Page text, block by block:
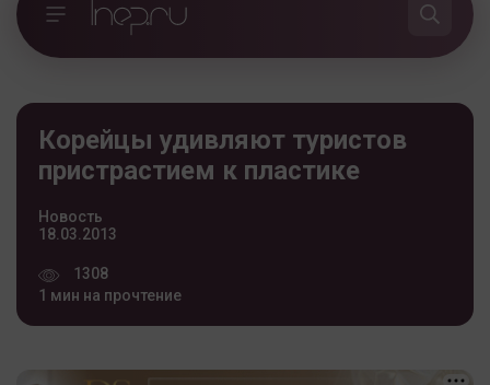
Корейцы удивляют туристов
пристрастием к пластике
Новость
18.03.2013
1308
1 мин на прочтение